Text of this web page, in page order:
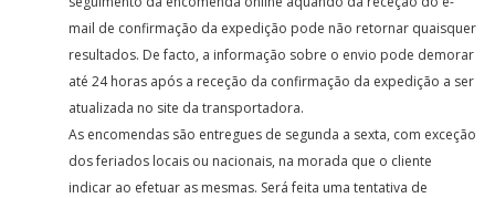
mail de confirmação da expedição pode não retornar quaisquer
resultados. De facto, a informação sobre o envio pode demorar
até 24 horas após a receção da confirmação da expedição a ser
atualizada no site da transportadora.
As encomendas são entregues de segunda a sexta, com exceção
dos feriados locais ou nacionais, na morada que o cliente
indicar ao efetuar as mesmas. Será feita uma tentativa de